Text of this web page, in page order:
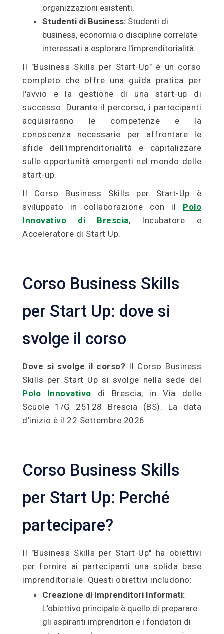
organizzazioni esistenti.
Studenti di Business: Studenti di
business, economia o discipline correlate
interessati a esplorare l'imprenditorialità.
Il "Business Skills per Start-Up" è un corso
completo che offre una guida pratica per
l'avvio e la gestione di una start-up di
successo. Durante il percorso, i partecipanti
acquisiranno le competenze e la
conoscenza necessarie per affrontare le
sfide dell'imprenditorialità e capitalizzare
sulle opportunità emergenti nel mondo delle
start-up.
Il Corso Business Skills per Start-Up è
sviluppato in collaborazione con il Polo
Innovativo di Brescia, Incubatore e
Acceleratore di Start Up.
Corso Business Skills
per Start Up: dove si
svolge il corso
Dove si svolge il corso? Il Corso Business
Skills per Start Up si svolge nella sede del
Polo Innovativo di Brescia, in Via delle
Scuole 1/G 25128 Brescia (BS). La data
d'inizio è il 22 Settembre 2026
Corso Business Skills
per Start Up: Perché
partecipare?
Il "Business Skills per Start-Up" ha obiettivi
per fornire ai partecipanti una solida base
imprenditoriale. Questi obiettivi includono:
Creazione di Imprenditori Informati:
L'obiettivo principale è quello di preparare
gli aspiranti imprenditori e i fondatori di